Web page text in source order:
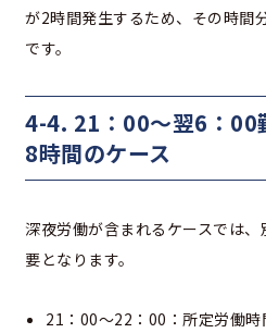
が2時間発生するため、その時間
です。
4-4. 21：00～翌6：00
8時間のケース
深夜労働が含まれるケースでは
要となります。
21：00～22：00：所定労働